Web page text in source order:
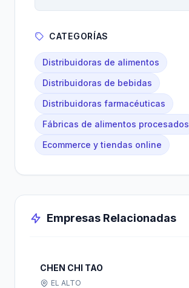
CATEGORÍAS
Distribuidoras de alimentos
Distribuidoras de bebidas
Distribuidoras farmacéuticas
Fábricas de alimentos procesados
Ecommerce y tiendas online
Empresas Relacionadas
CHEN CHI TAO
EL ALTO